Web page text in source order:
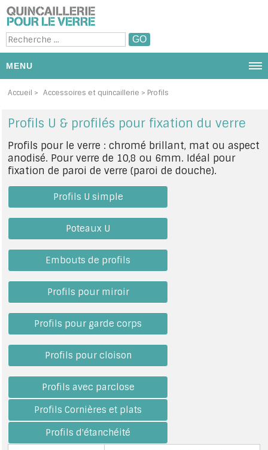
MENU
NOUS CONTACTER
PRODUITS ET CATÉGORIE
PROMOTIONS
DIAPORAMA PHOTOS
PAR MARQUES
MON PANIER
MON COMPTE / SE CONNECTER
Accueil > Accessoires et quincaillerie > Profils
Profils U & profilés pour fixation du verre
Profils pour le verre : chromé brillant, mat ou aspect
anodisé. Pour verre de 10,8 ou 6mm. Idéal pour
fixation de paroi de verre (paroi de douche).
Profils U simple
Poteaux U
Embouts de profils
Profils pour miroir
Profils pour garde corps
Profils pour cloison
Profils avec parclose
Profils Cornières et plats
Profils d'étanchéité